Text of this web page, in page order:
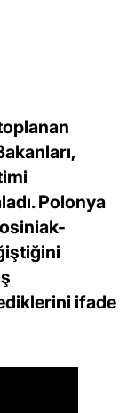
Polonya
ifade